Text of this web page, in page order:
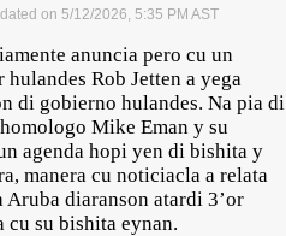
on 5/12/2026, 5:35 PM AST
anuncia pero cu un
Rob Jetten a yega
di gobierno hulandes. Na pia di
Mike Eman y su
agenda hopi yen di bishita y
manera cu noticiacla a relata
Aruba diaranson atardi 3’or
cu su bishita eynan.